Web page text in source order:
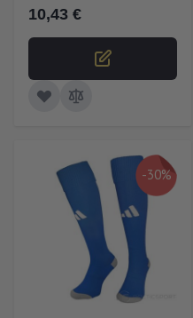
10,43 €
-30%